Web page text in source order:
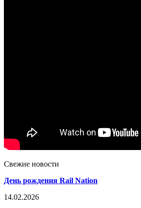
Свежие новости
День рождения Rail Nation
14.02.2026